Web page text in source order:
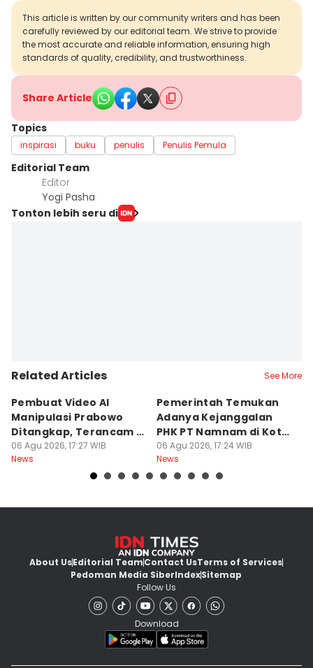
This article is written by our community writers and has been
carefully reviewed by our editorial team. We strive to provide
the most accurate and reliable information, ensuring high
standards of quality, credibility, and trustworthiness.
Share Article
Topics
inspirasi buku penulis Penulis Pemula
Editorial Team
Editor
Yogi Pasha
Tonton lebih seru di
Related Articles See More
Pembuat Video AI
Manipulasi Prabowo
Ditangkap, Terancam 12
Tahun Bui
06 Agu 2026, 17:27 WIB
News
Pemerintah Temukan
Adanya Kejanggalan
PHK PT Namnam di Kota
Cimahi
06 Agu 2026, 17:24 WIB
News
About UsEditorial TeamContact UsTerms of Services
Pedoman Media SiberIndexSitemap
Follow Us
Download